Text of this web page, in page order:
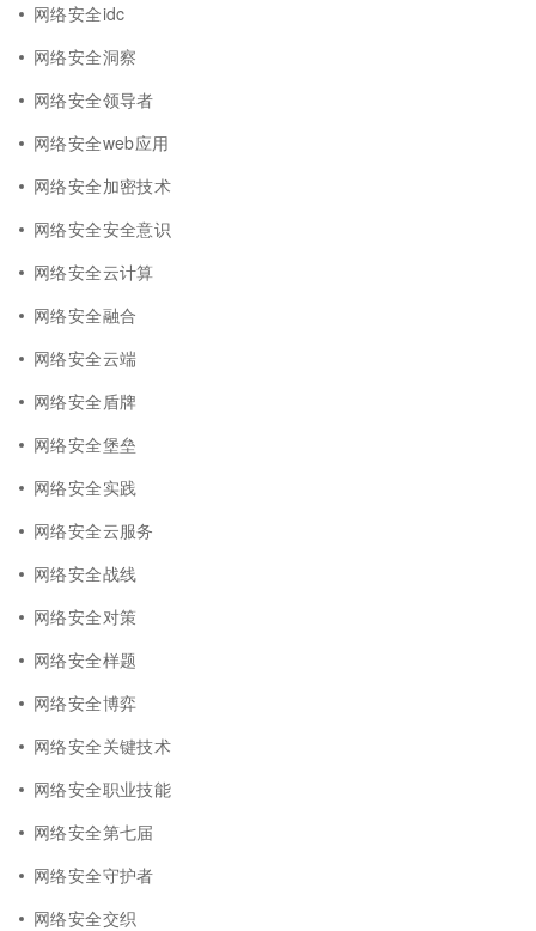
网络安全idc
网络安全洞察
网络安全领导者
网络安全web应用
网络安全加密技术
网络安全安全意识
网络安全云计算
网络安全融合
网络安全云端
网络安全盾牌
网络安全堡垒
网络安全实践
网络安全云服务
网络安全战线
网络安全对策
网络安全样题
网络安全博弈
网络安全关键技术
网络安全职业技能
网络安全第七届
网络安全守护者
网络安全交织